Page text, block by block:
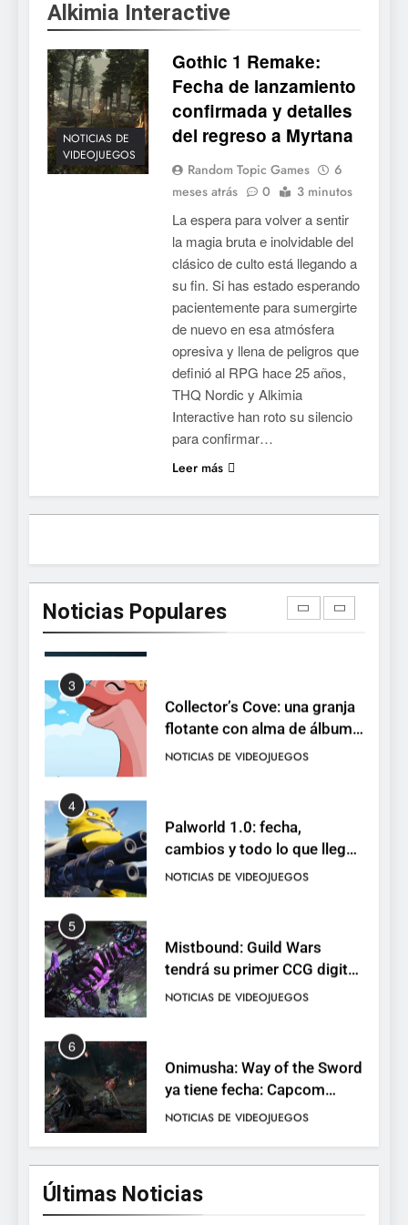
Alkimia Interactive
NOTICIAS DE
VIDEOJUEGOS
Gothic 1 Remake:
Fecha de lanzamiento
confirmada y detalles
del regreso a Myrtana
Random Topic Games
6
meses atrás
0 3 minutos
La espera para volver a sentir
la magia bruta e inolvidable del
clásico de culto está llegando a
su fin. Si has estado esperando
pacientemente para sumergirte
de nuevo en esa atmósfera
opresiva y llena de peligros que
definió al RPG hace 25 años,
THQ Nordic y Alkimia
Interactive han roto su silencio
para confirmar…
Leer más
Noticias Populares
para PC y móviles
NOTICIAS DE VIDEOJUEGOS
6
Onimusha: Way of the Sword
ya tiene fecha: Capcom
lanza demo gratuita y abre
NOTICIAS DE VIDEOJUEGOS
confirma su versión 1.0 para
octubre en PS5 y PC
NOTICIAS DE VIDEOJUEGOS
Stuntman: Hollywood
devuelve el espectáculo de
la conducción acrobática a
PS5, Xbox Series X|S y PC
NOTICIAS DE VIDEOJUEGOS
Ragnarok Origin: Classic ya
está disponible, y es el único
RO F2P-friendly de la saga
NOTICIAS DE VIDEOJUEGOS
Humble Choice de julio
Neon White en el mismo
pack
NOTICIAS DE VIDEOJUEGOS
flotante con alma de álbum
de cromos
NOTICIAS DE VIDEOJUEGOS
cambios y todo lo que llega
con el lanzamiento
completo
NOTICIAS DE VIDEOJUEGOS
tendrá su primer CCG digital
para PC y móviles
NOTICIAS DE VIDEOJUEGOS
ya tiene fecha: Capcom
lanza demo gratuita y abre
reservas
NOTICIAS DE VIDEOJUEGOS
7
No Rest for the Wicked
confirma su versión 1.0 para
octubre en PS5 y PC
NOTICIAS DE VIDEOJUEGOS
Últimas Noticias